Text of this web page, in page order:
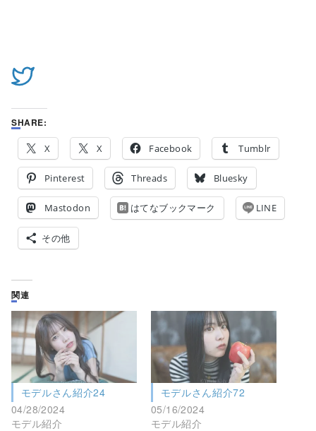
SHARE:
X X Facebook Tumblr
Pinterest Threads Bluesky
Mastodon はてなブックマーク LINE
その他
関連
モデルさん紹介24
04/28/2024
モデル紹介
モデルさん紹介72
05/16/2024
モデル紹介